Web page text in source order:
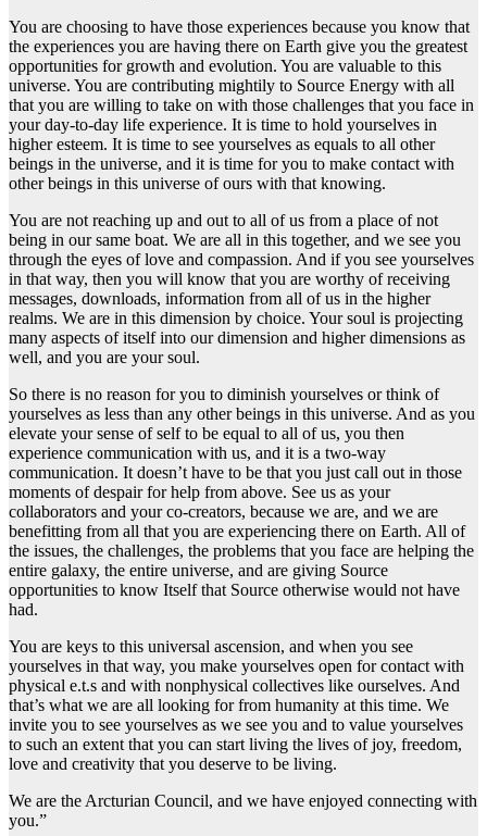
You are choosing to have those experiences because you know that
the experiences you are having there on Earth give you the greatest
opportunities for growth and evolution. You are valuable to this
universe. You are contributing mightily to Source Energy with all
that you are willing to take on with those challenges that you face in
your day-to-day life experience. It is time to hold yourselves in
higher esteem. It is time to see yourselves as equals to all other
beings in the universe, and it is time for you to make contact with
other beings in this universe of ours with that knowing.
You are not reaching up and out to all of us from a place of not
being in our same boat. We are all in this together, and we see you
through the eyes of love and compassion. And if you see yourselves
in that way, then you will know that you are worthy of receiving
messages, downloads, information from all of us in the higher
realms. We are in this dimension by choice. Your soul is projecting
many aspects of itself into our dimension and higher dimensions as
well, and you are your soul.
So there is no reason for you to diminish yourselves or think of
yourselves as less than any other beings in this universe. And as you
elevate your sense of self to be equal to all of us, you then
experience communication with us, and it is a two-way
communication. It doesn’t have to be that you just call out in those
moments of despair for help from above. See us as your
collaborators and your co-creators, because we are, and we are
benefitting from all that you are experiencing there on Earth. All of
the issues, the challenges, the problems that you face are helping the
entire galaxy, the entire universe, and are giving Source
opportunities to know Itself that Source otherwise would not have
had.
You are keys to this universal ascension, and when you see
yourselves in that way, you make yourselves open for contact with
physical e.t.s and with nonphysical collectives like ourselves. And
that’s what we are all looking for from humanity at this time. We
invite you to see yourselves as we see you and to value yourselves
to such an extent that you can start living the lives of joy, freedom,
love and creativity that you deserve to be living.
We are the Arcturian Council, and we have enjoyed connecting with
you.”